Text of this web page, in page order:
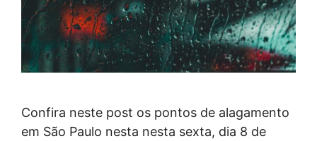
Confira neste post os pontos de alagamento
em São Paulo nesta nesta sexta, dia 8 de